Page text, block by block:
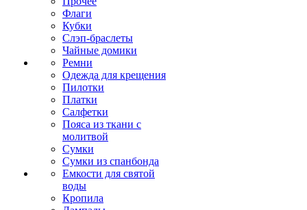
Флаги
Кубки
Слэп-браслеты
Чайные домики
Ремни
Одежда для крещения
Пилотки
Платки
Салфетки
Пояса из ткани с
молитвой
Сумки
Сумки из спанбонда
Емкости для святой
воды
Кропила